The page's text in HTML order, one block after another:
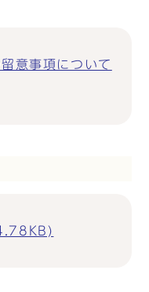
意事項について